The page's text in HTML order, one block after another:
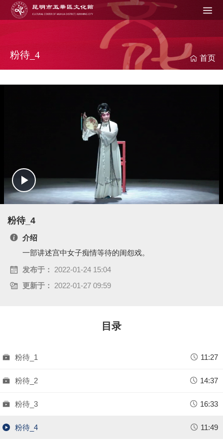
Jump to navigation
这
首页
粉待_4
P
l
a
y
V
粉待_4
介绍
一部讲述宫中女子痴情等待的闺怨戏。
发布于：
2022-01-24 15:04
更新于：
2022-01-27 09:59
目录
粉待_1 11:27
粉待_2 14:37
粉待_3 16:33
粉待_4 11:49